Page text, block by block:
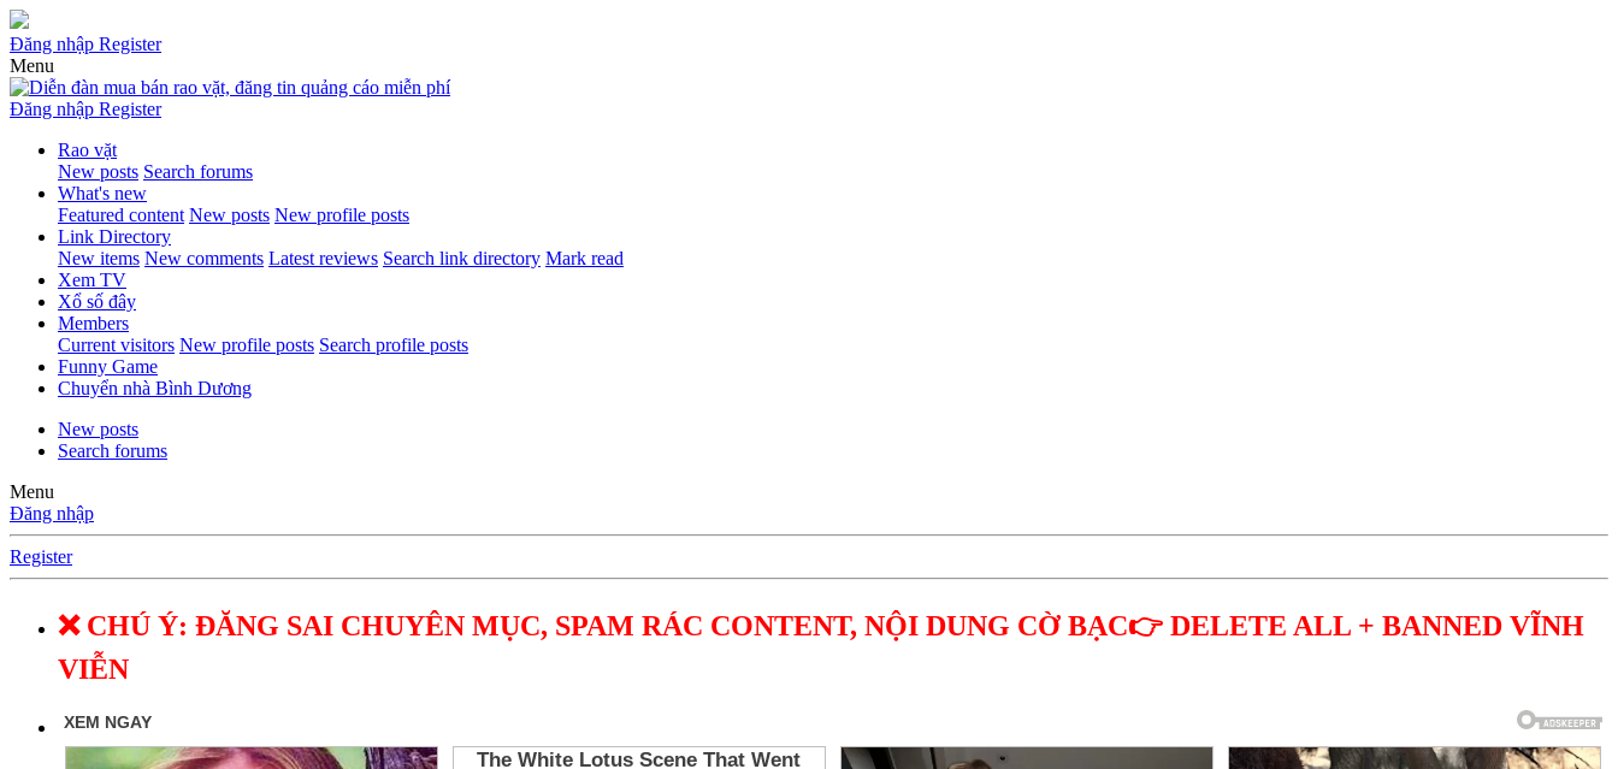
Đăng nhập Register
Menu
Đăng nhập Register
Rao vặt
New posts Search forums
What's new
Featured content New posts New profile posts
Link Directory
New items New comments Latest reviews Search link directory Mark read
Xem TV
Xổ số đây
Members
Current visitors New profile posts Search profile posts
Funny Game
Chuyển nhà Bình Dương
New posts
Search forums
Menu
Đăng nhập
Register
❌ CHÚ Ý: ĐĂNG SAI CHUYÊN MỤC, SPAM RÁC CONTENT, NỘI DUNG CỜ BẠC👉 DELETE ALL + BANNED VĨNH
VIỄN